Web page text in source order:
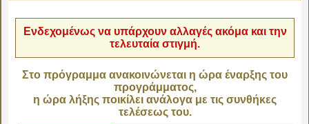
Ενδεχομένως να υπάρχουν αλλαγές ακόμα και την
τελευταία στιγμή.
Στο πρόγραμμα ανακοινώνεται η ώρα έναρξης του
προγράμματος,
η ώρα λήξης ποικίλει ανάλογα με τις συνθήκες
τελέσεως του.